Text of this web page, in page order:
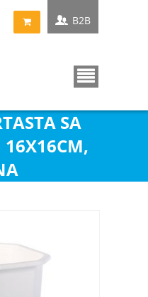
SA
16X16CM,
B2B